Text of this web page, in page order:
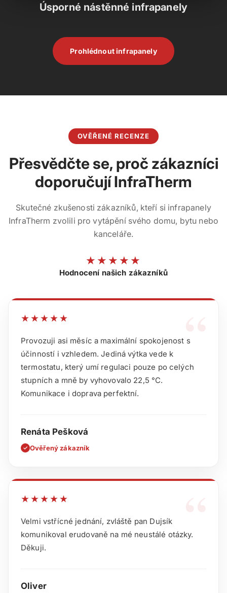
Úsporné nástěnné infrapanely
Prohlédnout infrapanely
OVĚŘENÉ RECENZE
Přesvědčte se, proč zákazníci
doporučují InfraTherm
Skutečné zkušenosti zákazníků, kteří si infrapanely
InfraTherm zvolili pro vytápění svého domu, bytu nebo
kanceláře.
★★★★★
Hodnocení našich zákazníků
“
★★★★★
Provozuji asi měsíc a maximální spokojenost s
účinností i vzhledem. Jediná výtka vede k
termostatu, který umí regulaci pouze po celých
stupních a mně by vyhovovalo 22,5 °C.
Komunikace i doprava perfektní.
Renáta Pešková
✓ Ověřený zákazník
★★★★★
Velmi vstřícné jednání, zvláště pan Dujsík
komunikoval erudovaně na mé neustálé otázky.
Děkuji.
Oliver